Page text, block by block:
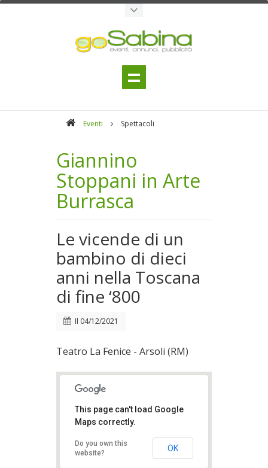
Eventi Spettacoli
Giannino
Stoppani in Arte
Burrasca
Le vicende di un
bambino di dieci
anni nella Toscana
di fine ‘800
Il 04/12/2021
Teatro La Fenice - Arsoli (RM)
This page can't load Google
Maps correctly.
Do you own this
website?
OK